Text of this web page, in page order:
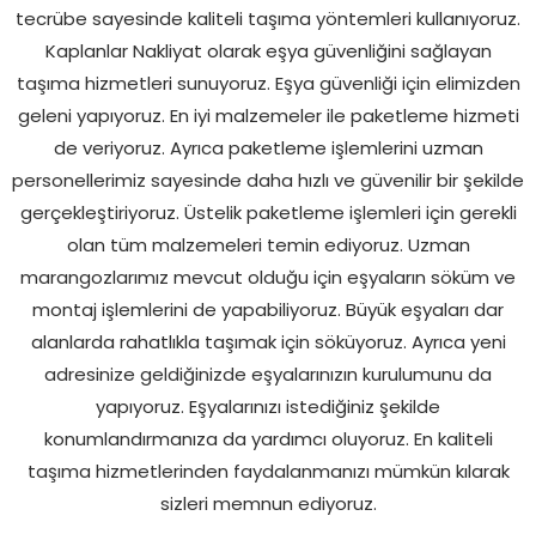
tecrübe sayesinde kaliteli taşıma yöntemleri kullanıyoruz.
Kaplanlar Nakliyat olarak eşya güvenliğini sağlayan
taşıma hizmetleri sunuyoruz. Eşya güvenliği için elimizden
geleni yapıyoruz. En iyi malzemeler ile paketleme hizmeti
de veriyoruz. Ayrıca paketleme işlemlerini uzman
personellerimiz sayesinde daha hızlı ve güvenilir bir şekilde
gerçekleştiriyoruz. Üstelik paketleme işlemleri için gerekli
olan tüm malzemeleri temin ediyoruz. Uzman
marangozlarımız mevcut olduğu için eşyaların söküm ve
montaj işlemlerini de yapabiliyoruz. Büyük eşyaları dar
alanlarda rahatlıkla taşımak için söküyoruz. Ayrıca yeni
adresinize geldiğinizde eşyalarınızın kurulumunu da
yapıyoruz. Eşyalarınızı istediğiniz şekilde
konumlandırmanıza da yardımcı oluyoruz. En kaliteli
taşıma hizmetlerinden faydalanmanızı mümkün kılarak
sizleri memnun ediyoruz.